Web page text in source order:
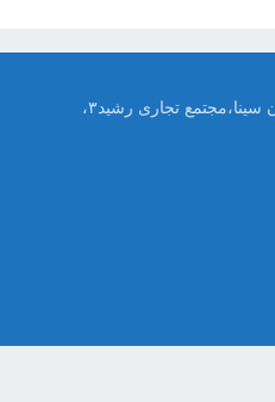
تهران ،خیابان امام خمینی،روبروی بیمارستان سینا،مجتمع تجاری رشید۳،